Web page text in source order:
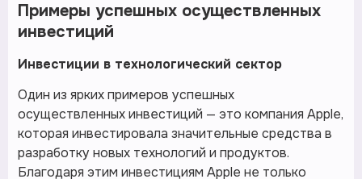
Примеры успешных осуществленных
инвестиций
Инвестиции в технологический сектор
Один из ярких примеров успешных
осуществленных инвестиций — это компания Apple,
которая инвестировала значительные средства в
разработку новых технологий и продуктов.
Благодаря этим инвестициям Apple не только